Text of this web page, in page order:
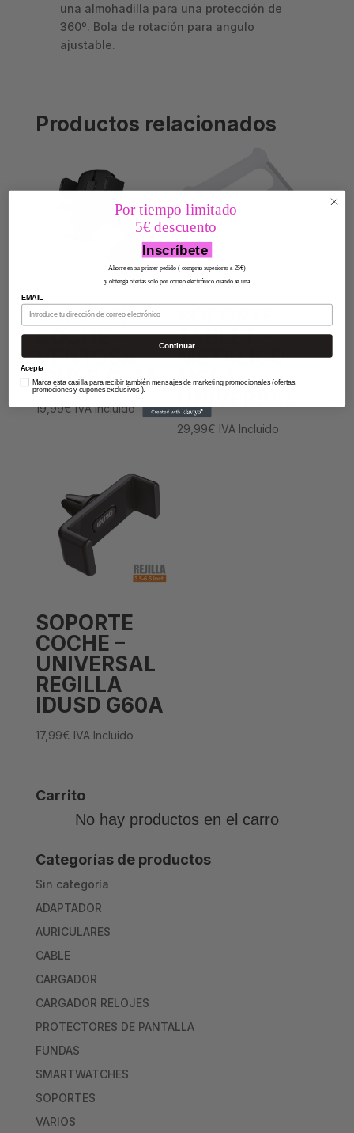
una almohadilla para una protección de
360º. Bola de rotación para angulo
ajustable.
Productos relacionados
SOPORTE
COCHE –
VENTOSA
IDUSD G21A
19,99€ IVA Incluido
TABLET –
METALICO
MESA
29,99€ IVA Incluido
SOPORTE
COCHE –
UNIVERSAL
REGILLA
IDUSD G60A
17,99€ IVA Incluido
Carrito
No hay productos en el carro
Categorías de productos
Sin categoría
ADAPTADOR
AURICULARES
CABLE
CARGADOR
CARGADOR RELOJES
PROTECTORES DE PANTALLA
FUNDAS
SMARTWATCHES
SOPORTES
VARIOS
Por tiempo limitado
5€ descuento
Inscríbete
Ahorre en su primer pedido ( compras superiores a 25€)
y obtenga ofertas solo por correo electrónico cuando se una.
EMAIL
Continuar
Acepta
Marca esta casilla para recibir también mensajes de marketing promocionales (ofertas,
promociones y cupones exclusivos ).